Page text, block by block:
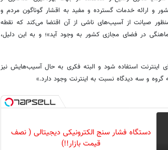
و ارائه خدمات گسترده و مفید به اقشار گوناگون مردم و
صیانت از آسیب‌های ناشی از آن اقتضا می‌کند که نقطه
در فضای مجازی کشور به وجود آید»؛ و به این دلیل،
استفاده شود و البته فکری به حال آسیب‌هایش نیز
و سه دیدگاه نسبت به اینترنت وجود دارد.»
دستگاه فشار سنج الکترونیکی دیجیتالی ( نصف
قیمت بازار!!)